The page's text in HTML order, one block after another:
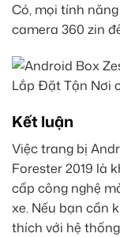
Có, mọi tính
camera 360 zin
Kết luận
Việc trang bị
Forester 2019 là
cấp công nghệ
xe. Nếu bạn cần
thích với hệ